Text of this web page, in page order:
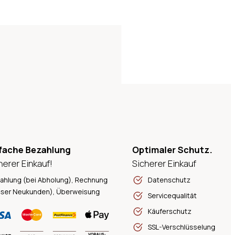
Bezahlung
Einkauf!
(bei Abholung), Rechnung
Neukunden), Überweisung
Optimaler Schutz.
Sicherer Einkauf
Datenschutz
Servicequalität
Käuferschutz
SSL-Verschlüsselung